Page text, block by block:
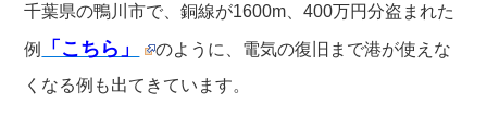
千葉県の鴨川市で、銅線が1600m、400万円分盗まれた
例 「こちら」
のように、電気の復旧まで港が使えな
くなる例も出てきています。